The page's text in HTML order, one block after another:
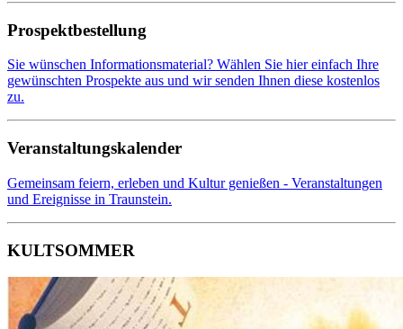
Prospektbestellung
Sie wünschen Informationsmaterial? Wählen Sie hier einfach Ihre
gewünschten Prospekte aus und wir senden Ihnen diese kostenlos
zu.
Veranstaltungskalender
Gemeinsam feiern, erleben und Kultur genießen - Veranstaltungen
und Ereignisse in Traunstein.
KULTSOMMER